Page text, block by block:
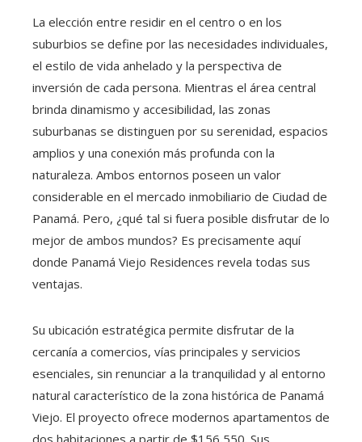
La elección entre residir en el centro o en los
suburbios se define por las necesidades individuales,
el estilo de vida anhelado y la perspectiva de
inversión de cada persona. Mientras el área central
brinda dinamismo y accesibilidad, las zonas
suburbanas se distinguen por su serenidad, espacios
amplios y una conexión más profunda con la
naturaleza. Ambos entornos poseen un valor
considerable en el mercado inmobiliario de Ciudad de
Panamá. Pero, ¿qué tal si fuera posible disfrutar de lo
mejor de ambos mundos? Es precisamente aquí
donde Panamá Viejo Residences revela todas sus
ventajas.
Su ubicación estratégica permite disfrutar de la
cercanía a comercios, vías principales y servicios
esenciales, sin renunciar a la tranquilidad y al entorno
natural característico de la zona histórica de Panamá
Viejo. El proyecto ofrece modernos apartamentos de
dos habitaciones a partir de $156,550. Sus